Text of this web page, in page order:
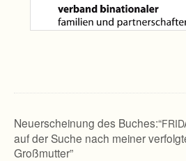
Neuerscheinung des Buches:“
auf der Suche nach meiner
Großmutter”